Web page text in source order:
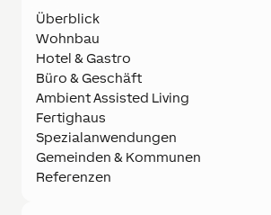
Überblick
Wohnbau
Hotel & Gastro
Büro & Geschäft
Ambient Assisted Living
Fertighaus
Spezialanwendungen
Gemeinden & Kommunen
Referenzen